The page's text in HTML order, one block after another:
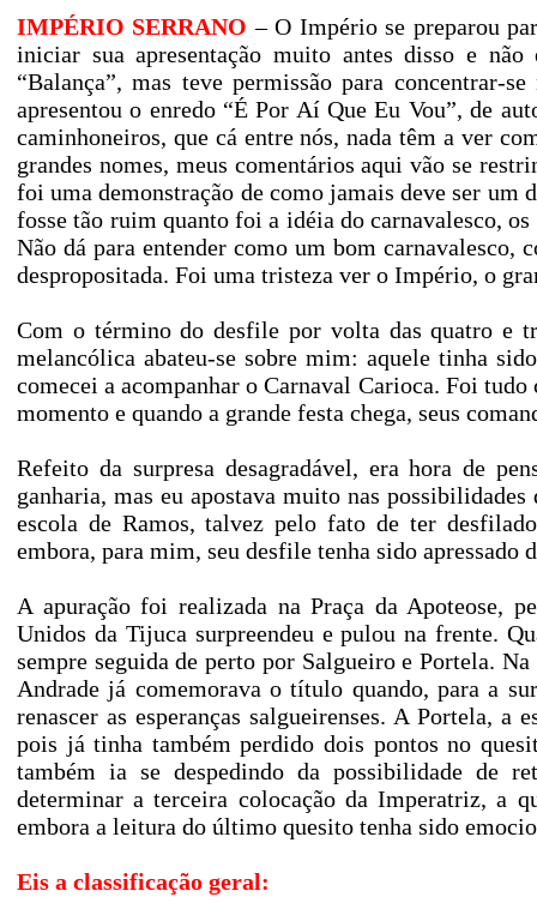
IMPÉRIO SERRANO – O Império se preparou
iniciar sua apresentação muito antes disso e
“Balança”, mas teve permissão para concentrar-
apresentou o enredo “É Por Aí Que Eu Vou”, de
caminhoneiros, que cá entre nós, nada têm a ver
grandes nomes, meus comentários aqui vão se
foi uma demonstração de como jamais deve ser
fosse tão ruim quanto foi a idéia do carnavalesco,
Não dá para entender como um bom carnavalesco,
despropositada. Foi uma tristeza ver o Império, o
Com o término do desfile por volta das quatro e
melancólica abateu-se sobre mim: aquele tinha
comecei a acompanhar o Carnaval Carioca. Foi
momento e quando a grande festa chega, seus
Refeito da surpresa desagradável, era hora de
ganharia, mas eu apostava muito nas
escola de Ramos, talvez pelo fato de ter
embora, para mim, seu desfile tenha sido apressado
A apuração foi realizada na Praça da Apoteose,
Unidos da Tijuca surpreendeu e pulou na frente.
sempre seguida de perto por Salgueiro e Portela.
Andrade já comemorava o título quando, para a
renascer as esperanças salgueirenses. A Portela, a
pois já tinha também perdido dois pontos no
também ia se despedindo da possibilidade de
determinar a terceira colocação da Imperatriz, a
embora a leitura do último quesito tenha sido
Eis a classificação geral: